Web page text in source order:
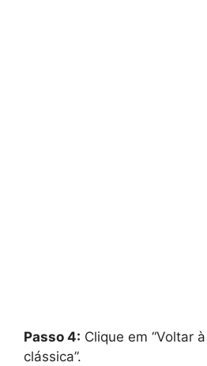
Passo 4: Clique em “Voltar
clássica”.